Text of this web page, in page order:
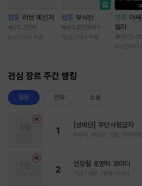
웹툰 러브 메신저
28.2만 딱
8시간마다 무료
웹툰 부식인
93.8만 임애주
12시간마다 무료
만화 어쌔
렐라
18만 나
6시간마다
관심 장르 주간 랭킹
웹툰 만화 소설
1
[성비단] 무단사정금지
마규식, 피상구, 진월, 테리야끼
2
언모럴 로맨틱 코미디
가감 / 쌔우, (원작)곽겨자